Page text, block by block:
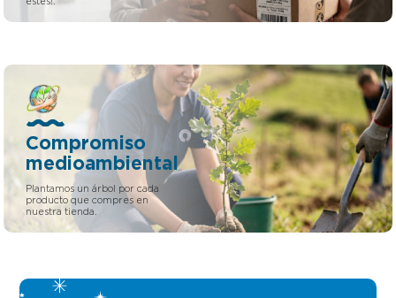
Compromiso
medioambiental
Plantamos un árbol por cada
producto que compres en
nuestra tienda.